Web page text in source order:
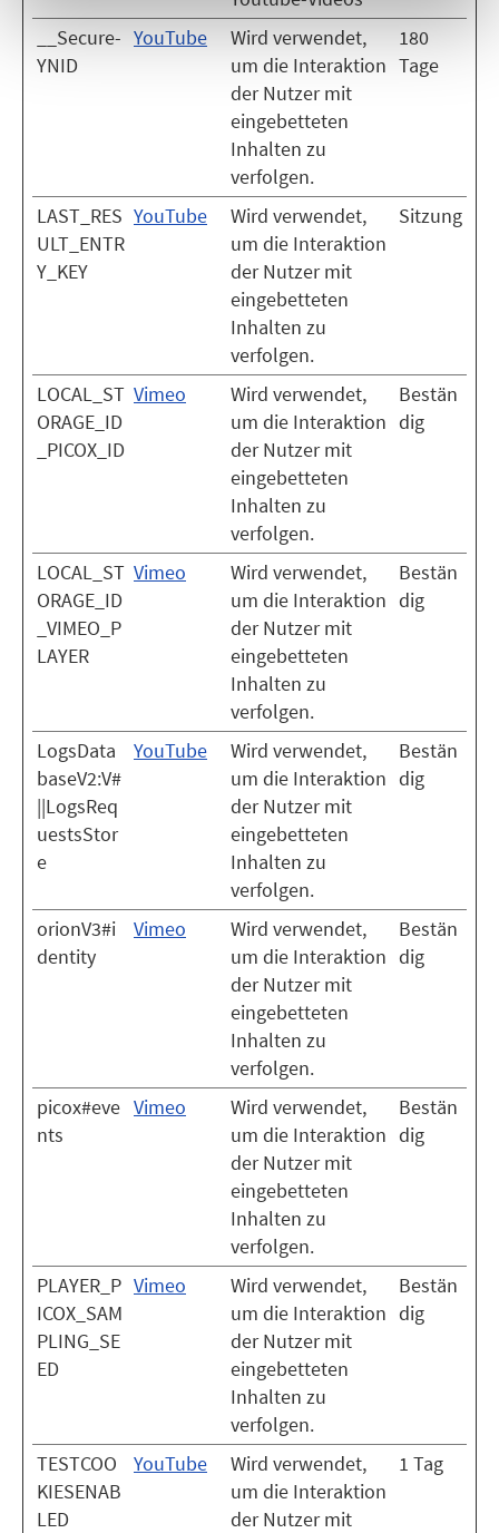
__Secure-
YNID
YouTube
Wird verwendet,
um die Interaktion
der Nutzer mit
eingebetteten
Inhalten zu
verfolgen.
180
Tage
LAST_RES
ULT_ENTR
Y_KEY
YouTube
Wird verwendet,
um die Interaktion
der Nutzer mit
eingebetteten
Inhalten zu
verfolgen.
Sitzung
LOCAL_ST
ORAGE_ID
_PICOX_ID
Vimeo
Wird verwendet,
um die Interaktion
der Nutzer mit
eingebetteten
Inhalten zu
verfolgen.
Bestän
dig
LOCAL_ST
ORAGE_ID
_VIMEO_P
LAYER
Vimeo
Wird verwendet,
um die Interaktion
der Nutzer mit
eingebetteten
Inhalten zu
verfolgen.
Bestän
dig
LogsData
baseV2:V#
||LogsReq
uestsStor
e
YouTube
Wird verwendet,
um die Interaktion
der Nutzer mit
eingebetteten
Inhalten zu
verfolgen.
Bestän
dig
orionV3#i
dentity
Vimeo
Wird verwendet,
um die Interaktion
der Nutzer mit
eingebetteten
Inhalten zu
verfolgen.
Bestän
dig
picox#eve
nts
Vimeo
Wird verwendet,
um die Interaktion
der Nutzer mit
eingebetteten
Inhalten zu
verfolgen.
Bestän
dig
PLAYER_P
ICOX_SAM
PLING_SE
ED
Vimeo
Wird verwendet,
um die Interaktion
der Nutzer mit
eingebetteten
Inhalten zu
verfolgen.
Bestän
dig
TESTCOO
KIESENAB
LED
YouTube
Wird verwendet,
um die Interaktion
der Nutzer mit
1 Tag